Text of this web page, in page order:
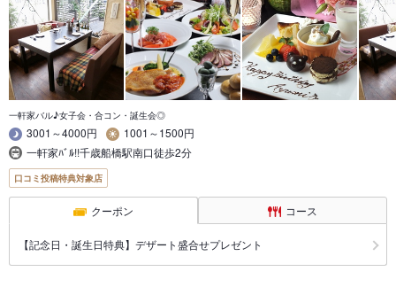
一軒家バル♪女子会・合コン・誕生会◎
3001～4000円
1001～1500円
一軒家ﾊﾞﾙ!!千歳船橋駅南口徒歩2分
口コミ投稿特典対象店
クーポン コース
【記念日・誕生日特典】デザート盛合せプレゼント